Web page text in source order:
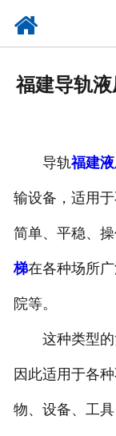
福建导轨
导轨福建
输设备，适用
简单、平稳、
梯在各种场所
院等。
这种类型的
因此适用于各
物、设备、工